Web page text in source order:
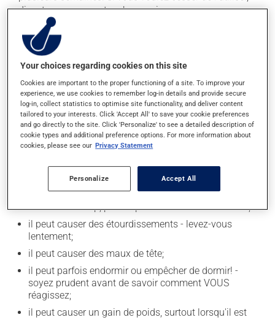
discutez-en avec votre pharmacien.
Ce médicament peut être pris avec ou sans nourriture,
sans égard aux repas ou aux collations. Ce
médicament peut augmenter les effets de l'alcool.
Limitez la consommation d'alcool à une prise
occasionnelle.
Effets indésirables
En plus de ses effets recherchés, ce produit peut à
il peut causer de la constipation - pour la prévenir,
buvez beaucoup, prenez plus de fibres alimentaires;
il peut causer des étourdissements - levez-vous
lentement;
il peut causer des maux de tête;
il peut parfois endormir ou empêcher de dormir! -
soyez prudent avant de savoir comment VOUS
réagissez;
il peut causer un gain de poids, surtout lorsqu'il est
Your choices regarding cookies on this site
Cookies are important to the proper functioning of a site. To improve your
experience, we use cookies to remember log-in details and provide secure
log-in, collect statistics to optimise site functionality, and deliver content
tailored to your interests. Click 'Accept All' to save your cookie preferences
and go directly to the site. Click 'Personalize' to see a detailed description of
cookie types and additional preference options. For more information about
cookies, please see our Privacy Statement
Personalize Accept All